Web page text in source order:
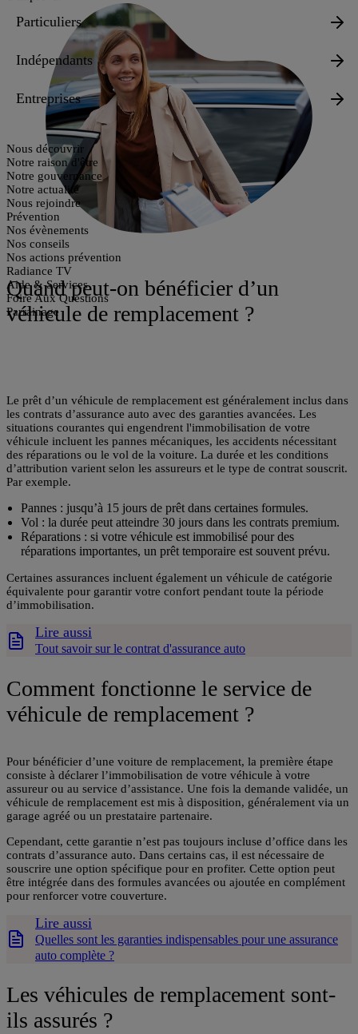
Particuliers
Indépendants
Entreprises
Nous découvrir
Notre raison d'être
Notre gouvernance
Notre actualité
Nous rejoindre
Prévention
Nos évènements
Nos conseils
Nos actions prévention
Radiance TV
Aide & Services
Foire Aux Questions
Parrainage
Quand peut-on bénéficier d’un
véhicule de remplacement ?
Le prêt d’un véhicule de remplacement est généralement inclus dans
les contrats d’assurance auto avec des garanties avancées. Les
situations courantes qui engendrent l'immobilisation de votre
véhicule incluent les pannes mécaniques, les accidents nécessitant
des réparations ou le vol de la voiture. La durée et les conditions
d’attribution varient selon les assureurs et le type de contrat souscrit.
Par exemple.
Pannes : jusqu’à 15 jours de prêt dans certaines formules.
Vol : la durée peut atteindre 30 jours dans les contrats premium.
Réparations : si votre véhicule est immobilisé pour des
réparations importantes, un prêt temporaire est souvent prévu.
Certaines assurances incluent également un véhicule de catégorie
équivalente pour garantir votre confort pendant toute la période
d’immobilisation​.
Lire aussi
Tout savoir sur le contrat d'assurance auto
Comment fonctionne le service de
véhicule de remplacement ?
Pour bénéficier d’une voiture de remplacement, la première étape
consiste à déclarer l’immobilisation de votre véhicule à votre
assureur ou au service d’assistance. Une fois la demande validée, un
véhicule de remplacement est mis à disposition, généralement via un
garage agréé ou un prestataire partenaire.
Cependant, cette garantie n’est pas toujours incluse d’office dans les
contrats d’assurance auto. Dans certains cas, il est nécessaire de
souscrire une option spécifique pour en profiter. Cette option peut
être intégrée dans des formules avancées ou ajoutée en complément
pour renforcer votre couverture.
Lire aussi
Quelles sont les garanties indispensables pour une assurance
auto complète ?
Les véhicules de remplacement sont-
ils assurés ?